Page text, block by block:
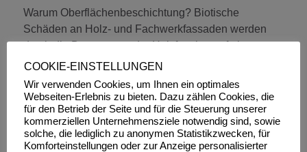
Warum Oberflächenbeschichtung? Biotische
Schäden an Holz- und Fachwerkfassaden werden
durch die Begrenzung der Holzfeuchte auf ein
Mindestmaß reduziert. Hierzu dienen…
Weiterlesen
COOKIE-EINSTELLUNGEN
Wir verwenden Cookies, um Ihnen ein optimales
Webseiten-Erlebnis zu bieten. Dazu zählen Cookies, die
für den Betrieb der Seite und für die Steuerung unserer
kommerziellen Unternehmensziele notwendig sind, sowie
solche, die lediglich zu anonymen Statistikzwecken, für
Komforteinstellungen oder zur Anzeige personalisierter